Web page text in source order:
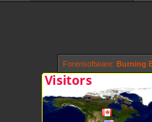
Forensoftware: Burning